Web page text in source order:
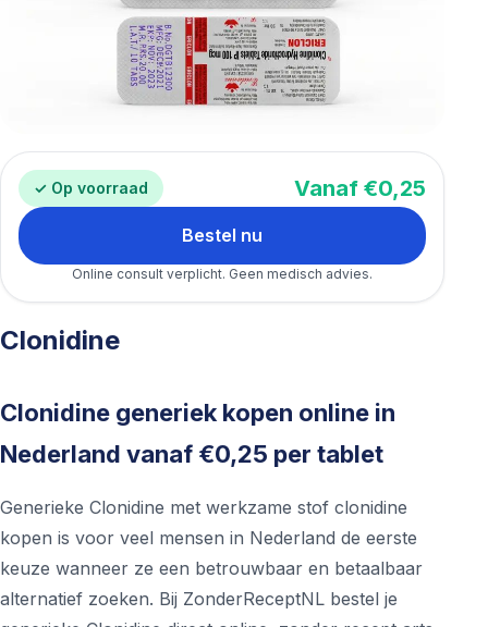
✓ Op voorraad Vanaf €0,25
Bestel nu
Online consult verplicht. Geen medisch advies.
Clonidine
Clonidine generiek kopen online in
Nederland vanaf €0,25 per tablet
Generieke Clonidine met werkzame stof clonidine
kopen is voor veel mensen in Nederland de eerste
keuze wanneer ze een betrouwbaar en betaalbaar
alternatief zoeken. Bij ZonderReceptNL bestel je